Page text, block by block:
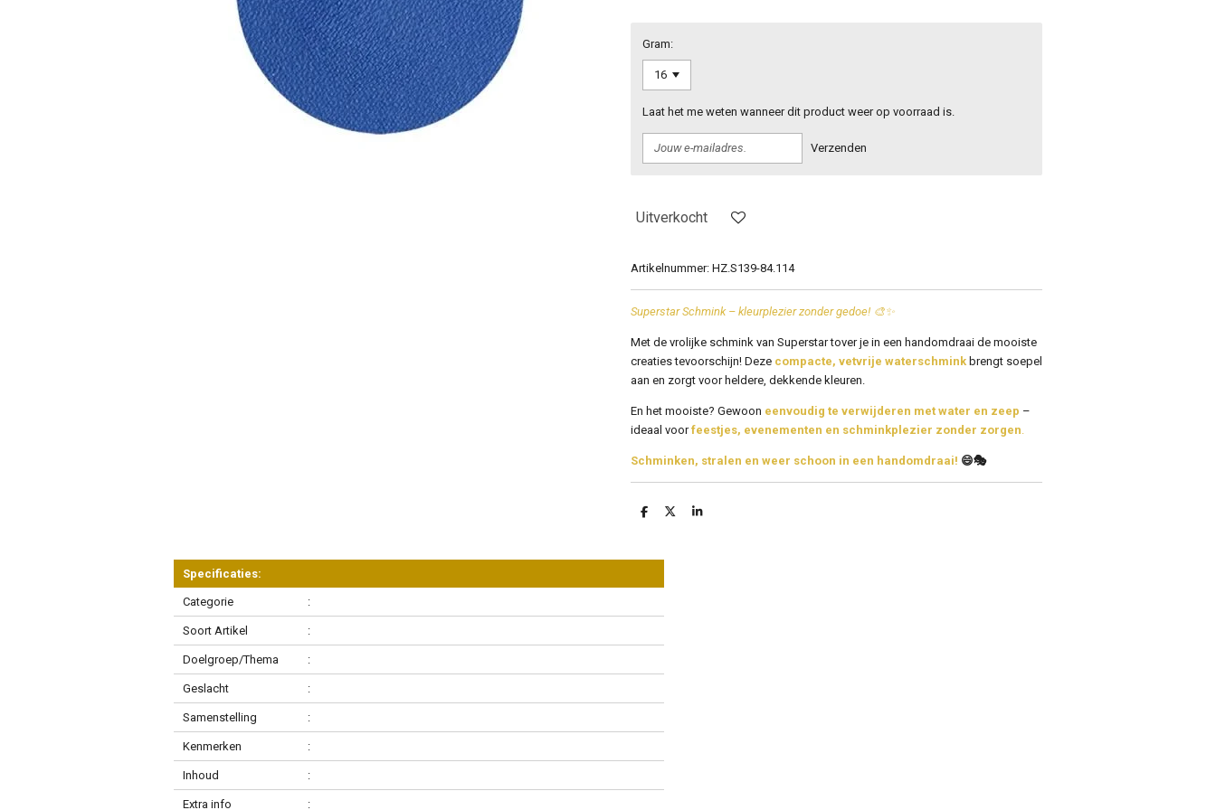
Gram:
Laat het me weten wanneer dit product weer op voorraad is.
Verzenden
Uitverkocht
Artikelnummer: HZ.S139-84.114
Superstar Schmink – kleurplezier zonder gedoe! 🎨✨
Met de vrolijke schmink van Superstartover je in een handomdraai de mooiste
creaties tevoorschijn! Deze compacte, vetvrije waterschmink brengt soepel
aan en zorgt voor heldere, dekkende kleuren.
En het mooiste? Gewoon eenvoudig te verwijderen met water en zeep –
ideaal voorfeestjes, evenementen en schminkplezier zonder zorgen.
Schminken, stralen en weer schoon in een handomdraai! 😄🎭
D
n
D
S
Specificaties:
Categorie :
Soort Artikel :
Doelgroep/Thema :
Geslacht :
Samenstelling :
Kenmerken :
Inhoud :
Extra info :